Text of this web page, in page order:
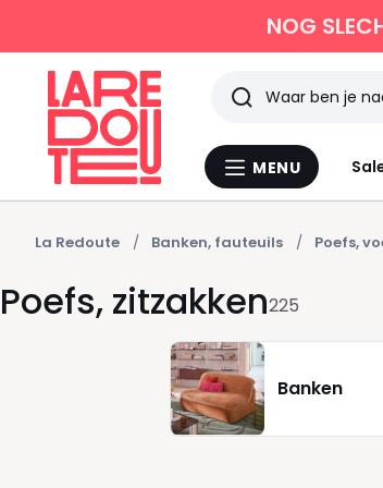
NOG
Menu
MENU
Zoeken
Laatst
bekeken
La Redoute Banken, fauteuils Poefs,
Poefs, zitzakken225
Banken